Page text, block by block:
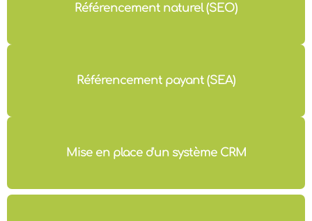
Référencement naturel (SEO)
Référencement payant (SEA)
Mise en place d'un système CRM